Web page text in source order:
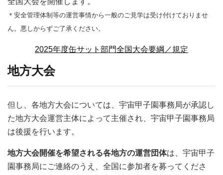
＊安全管理体制等の運営事情から一般のご見学は受け付けておりませ
ん。悪しからずご了承ください。
2025年度缶サット部門全国大会要綱／規定
地方大会
但し、各地方大会については、宇宙甲子園事務局が承認し
た地方大会運営主体によって主催され、宇宙甲子園事務局
は後援を行います。
地方大会開催を希望される各地方の運営団体は、宇宙甲子
園事務局にご連絡のうえ、全国に参加者を募ってくださ